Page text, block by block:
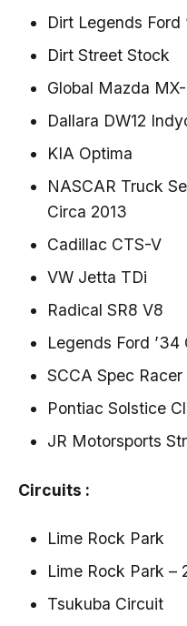
Dirt Legends Ford
Dirt Street Stock
Global Mazda
Dallara DW12
KIA Optima
NASCAR Truck
Circa 2013
Cadillac CTS-V
VW Jetta TDi
Radical SR8 V8
Legends Ford ’34
SCCA Spec Racer
Pontiac Solstice
JR Motorsports
Circuits :
Lime Rock Park
Lime Rock Park –
Tsukuba Circuit